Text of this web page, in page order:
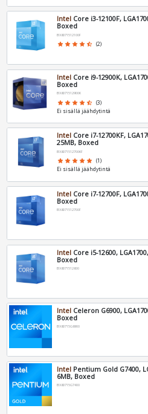
Intel Core i3-12100F,
Boxed
BX8071512100F
star star star star star_half (2)
Intel Core i9-12900K,
Boxed
BX8071512900K
star star star star star_half (3)
Ei sisällä jäähdytintä
Intel Core i7-12700KF,
25MB, Boxed
BX8071512700KF
star star star star star (1)
Ei sisällä jäähdytintä
Intel Core i7-12700F,
Boxed
BX8071512700F
Intel Core i5-12600,
Boxed
BX8071512600
Intel Celeron G6900,
Boxed
BX80715G6900
Intel Pentium Gold G7400,
6MB, Boxed
BX80715G7400